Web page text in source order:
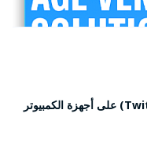
كيفية تجاوز التحقق من العمر على Twitter (X) على أجهزة الكمبيوتر